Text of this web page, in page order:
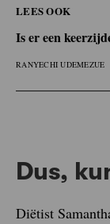
LEES OOK
Is er een
RANYECHI UDEMEZUE
Dus,
Diëtist